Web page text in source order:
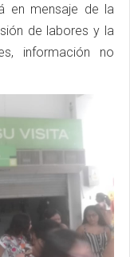
en mensaje de la
de labores y la
información no